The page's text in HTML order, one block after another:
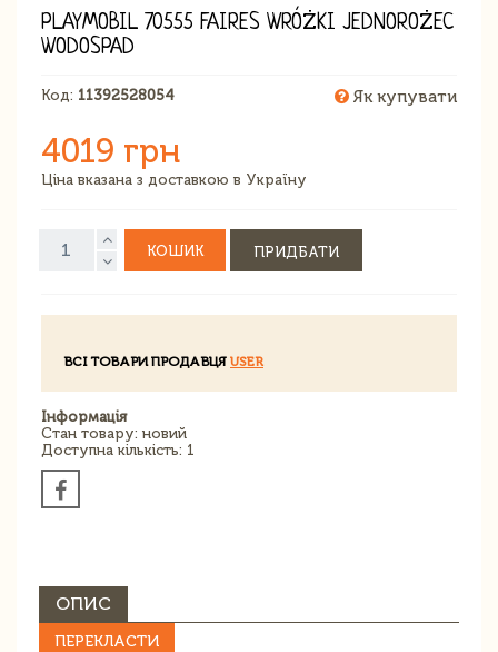
PLAYMOBIL 70555 FAIRES WRÓŻKI JEDNOROŻEC
WODOSPAD
Код: 11392528054 Як купувати
4019 грн
Ціна вказана з доставкою в Україну
КОШИК ПРИДБАТИ
ВСІ ТОВАРИ ПРОДАВЦЯ USER
Інформація
Стан товару: новий
Доступна кількість: 1
ОПИС
ПЕРЕКЛАСТИ